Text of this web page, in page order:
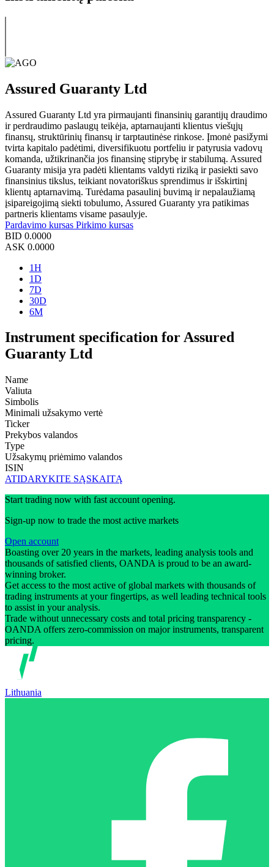
Assured Guaranty Ltd
Assured Guaranty Ltd yra pirmaujanti finansinių garantijų draudimo
ir perdraudimo paslaugų teikėja, aptarnaujanti klientus viešųjų
finansų, struktūrinių finansų ir tarptautinėse rinkose. Įmonė pasižymi
tvirta kapitalo padėtimi, diversifikuotu portfeliu ir patyrusia vadovų
komanda, užtikrinančia jos finansinę stiprybę ir stabilumą. Assured
Guaranty misija yra padėti klientams valdyti riziką ir pasiekti savo
finansinius tikslus, teikiant novatoriškus sprendimus ir išskirtinį
klientų aptarnavimą. Turėdama pasaulinį buvimą ir nepalaužiamą
įsipareigojimą siekti tobulumo, Assured Guaranty yra patikimas
partneris klientams visame pasaulyje.
Pardavimo kursas Pirkimo kursas
BID 0.0000
ASK 0.0000
1H
1D
7D
30D
6M
Instrument specification for Assured
Guaranty Ltd
Name
Valiuta
Simbolis
Minimali užsakymo vertė
Ticker
Prekybos valandos
Type
Užsakymų priėmimo valandos
ISIN
ATIDARYKITE SĄSKAITĄ
Start trading now with fast account opening.
Sign-up now to trade the most active markets
Open account
Boasting over 20 years in the markets, leading analysis tools and
thousands of satisfied clients, OANDA is proud to be an award-
winning broker.
Get access to the most active of global markets with thousands of
trading instruments at your fingertips, as well leading technical tools
to assist in your analysis.
Trade without unnecessary costs and total pricing transparency -
OANDA offers zero-commission on major instruments, transparent
pricing.
Lithuania